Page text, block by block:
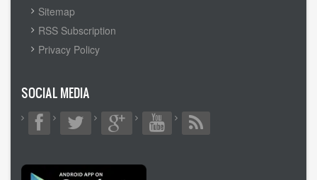
Sitemap
RSS Subscription
Privacy Policy
SOCIAL MEDIA